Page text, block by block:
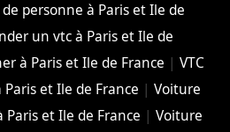
personne à Paris et Ile de
un vtc à Paris et Ile de
à Paris et Ile de France |VTC
Paris et Ile de France |Voiture
et Ile de France |Voiture